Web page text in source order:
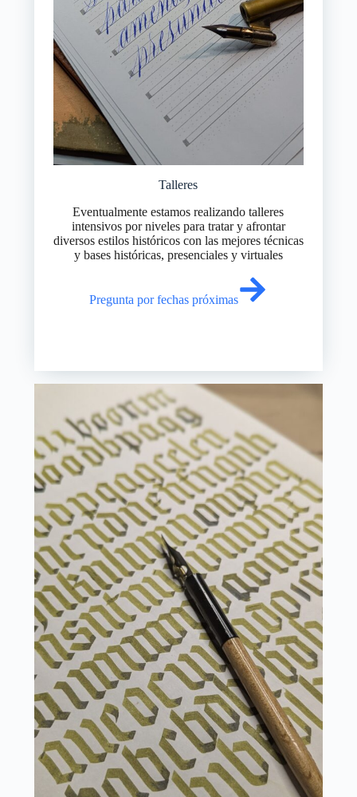
Talleres
Eventualmente estamos realizando talleres
intensivos por niveles para tratar y afrontar
diversos estilos históricos con las mejores técnicas
y bases históricas, presenciales y virtuales
Pregunta por fechas próximas